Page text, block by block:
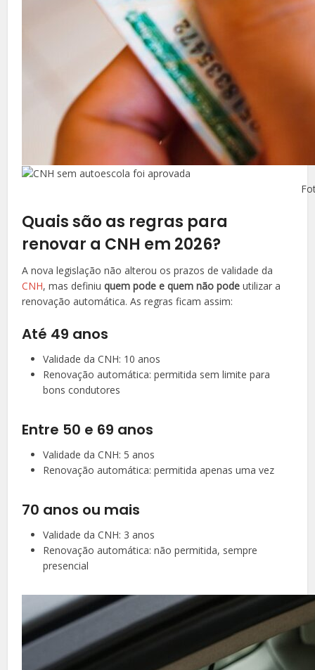
Quais são as regras para
renovar a CNH em 2026?
A nova legislação não alterou os prazos de validade da
CNH, mas definiuquem pode e quem não pode utilizar a
renovação automática. As regras ficam assim:
Até 49 anos
Validade da CNH: 10 anos
Renovação automática: permitida sem limite para
bons condutores
Entre 50 e 69 anos
Validade da CNH: 5 anos
Renovação automática: permitida apenas uma vez
70 anos ou mais
Validade da CNH: 3 anos
Renovação automática: não permitida, sempre
presencial